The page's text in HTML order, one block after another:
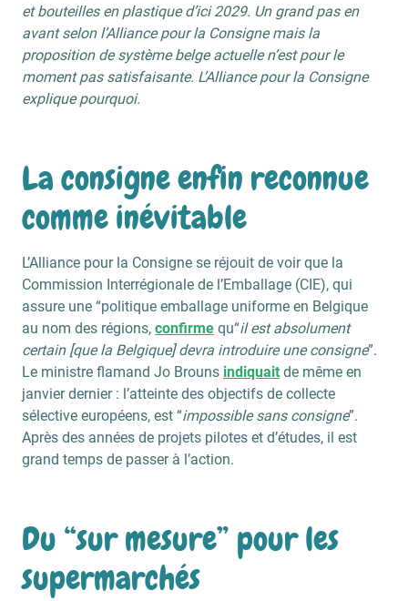
et bouteilles en plastique d’ici 2029. Un grand pas en
avant selon l’Alliance pour la Consigne mais la
proposition de système belge actuelle n’est pour le
moment pas satisfaisante. L’Alliance pour la Consigne
explique pourquoi.
La consigne enfin reconnue
comme inévitable
L’Alliance pour la Consigne se réjouit de voir que la
Commission Interrégionale de l’Emballage (CIE), qui
assure une “politique emballage uniforme en Belgique
au nom des régions, confirme qu“il est absolument
certain [que la Belgique] devra introduire une consigne”.
Le ministre flamand Jo Brouns indiquait de même en
janvier dernier : l’atteinte des objectifs de collecte
sélective européens, est “impossible sans consigne”.
Après des années de projets pilotes et d’études, il est
grand temps de passer à l’action.
Du “sur mesure” pour les
supermarchés